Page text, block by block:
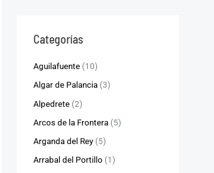
Categorías
Aguilafuente (10)
Algar de Palancia (3)
Alpedrete (2)
Arcos de la Frontera (5)
Arganda del Rey (5)
Arrabal del Portillo (1)